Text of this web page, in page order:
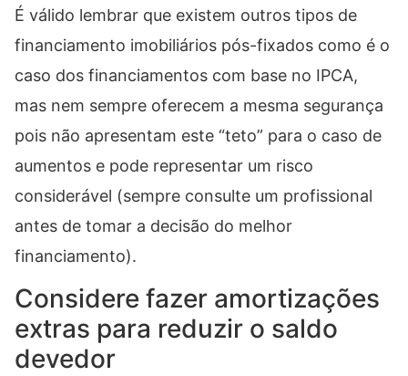
É válido lembrar que existem outros tipos de
financiamento imobiliários pós-fixados como é o
caso dos financiamentos com base no IPCA,
mas nem sempre oferecem a mesma segurança
pois não apresentam este “teto” para o caso de
aumentos e pode representar um risco
considerável (sempre consulte um profissional
antes de tomar a decisão do melhor
financiamento).
Considere fazer amortizações
extras para reduzir o saldo
devedor